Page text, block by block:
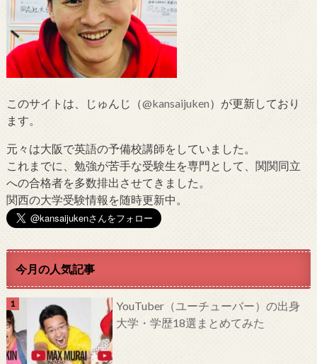
このサイトは、じゅんじ（@kansaijuken）が更新しており
ます。
元々は大阪で英語の予備校講師をしていました。
これまでに、勉強が苦手な受験生を専門として、関関同立
への合格者を多数排出させてきました。
関西の大学受験情報を随時更新中。
今月の人気記事
YouTuber（ユーチューバー）の出身
大学・学歴18選まとめてみた